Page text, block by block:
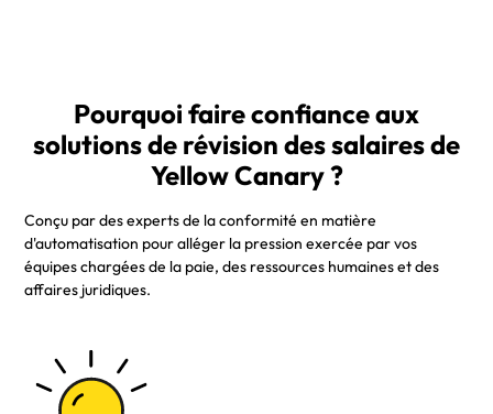
Pourquoi faire confiance aux
solutions de révision des salaires de
Yellow Canary ?
Conçu par des experts de la conformité en matière
d'automatisation pour alléger la pression exercée par vos
équipes chargées de la paie, des ressources humaines et des
affaires juridiques.